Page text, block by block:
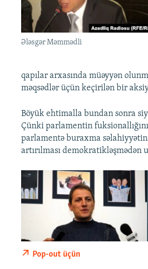
Ələsgər Məmmədli
qapılar arxasında müəyyən
məqsədlər üçün keçirilən bir
Böyük ehtimalla bundan sonra
Çünki parlamentin
parlamentə buraxma
artırılması demokratikləşmədən
No
Pop-out üçün